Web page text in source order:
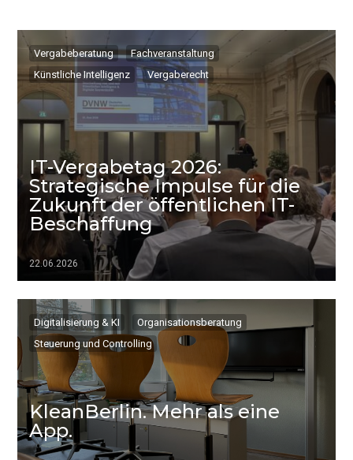
Vergabeberatung
Fachveranstaltung
Künstliche Intelligenz
Vergaberecht
IT-Vergabetag 2026:
Strategische Impulse für die
Zukunft der öffentlichen IT-
Beschaffung
22.06.2026
▷▷▷
Digitalisierung & KI
Organisationsberatung
Steuerung und Controlling
KleanBerlin. Mehr als eine
App.